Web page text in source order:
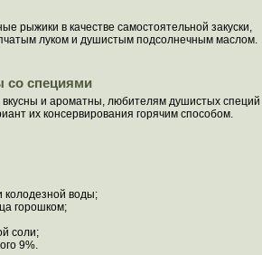
рыжики в качестве самостоятельной закуски,
луком и душистым подсолнечным маслом.
со специями
и ароматны, любителям душистых специй
их консервирования горячим способом.
колодезной воды;
горошком;
соли;
9%.